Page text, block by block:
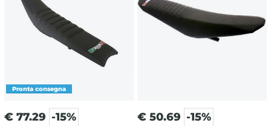
€ 77.29 -15% € 50.69 -15%